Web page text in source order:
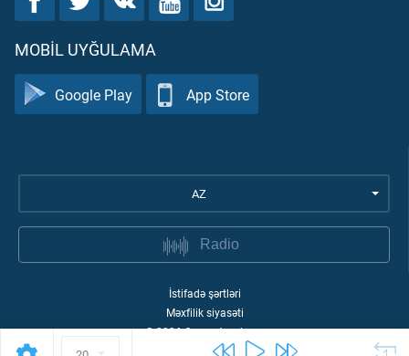
MOBIL UYĞULAMA
Google Play App Store
AZ
Radio
İstifadə şərtləri
Məxfilik siyasəti
©2026Quran Academy